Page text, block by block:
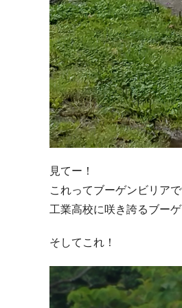
見てー！
これってブーゲンビリア
工業高校に咲き誇るブー
そしてこれ！